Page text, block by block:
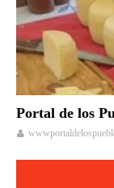
Portal de los